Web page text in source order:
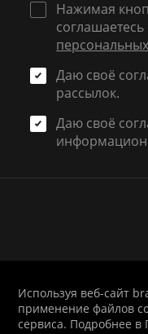
Нажимая
соглашаетесь
Даю своё
рассылок.
Даю своё
1998-
Политика
|
Используя веб-сайт
применение файлов
сервиса. Подробнее в